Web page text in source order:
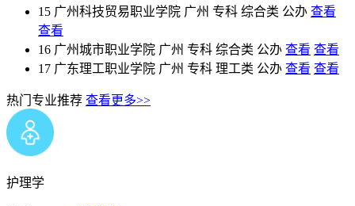
15 广州科技贸易职业学院 广州 专科 综合类 公办 查看
查看
16 广州城市职业学院 广州 专科 综合类 公办 查看 查看
17 广东理工职业学院 广州 专科 理工类 公办 查看 查看
热门专业推荐 查看更多>>
护理学